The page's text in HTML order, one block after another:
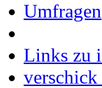
Umfragen
Links zu